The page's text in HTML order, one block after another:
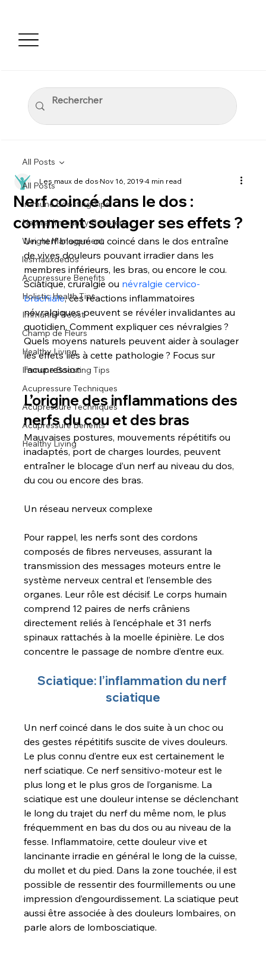
All Posts
Immune Boosting Tips
Natural Immunity Boosters
Weight Management
lesmauxdedos
Acupressure Benefits
Holistic Health Tips
Immunity Boost
Champ de Fleurs
Healthy Living
Immune Boosting Tips
Acupressure Techniques
Acupressure Techniques
Acupressure Benefits
Healthy Living
All Posts
Nerf coincé dans le dos :
comment soulager ses effets ?
Les maux de dosNov 16, 20194 min read
Un nerf bloqué ou coincé dans le dos entraîne
de vives douleurs pouvant irradier dans les
membres inférieurs, les bras, ou encore le cou.
Sciatique, cruralgie ou névralgie cervico-
brachiale, ces réactions inflammatoires
névralgiques peuvent se révéler invalidantes au
quotidien. Comment expliquer ces névralgies ?
Quels moyens naturels peuvent aider à soulager
les effets liés à cette pathologie ? Focus sur
l’acupression.
L’origine des inflammations des
nerfs du cou et des bras
Mauvaises postures, mouvements répétitifs ou
inadaptés, port de charges lourdes, peuvent
entraîner le blocage d’un nerf au niveau du dos,
du cou ou encore des bras.
Un réseau nerveux complexe
Pour rappel, les nerfs sont des cordons
composés de fibres nerveuses, assurant la
transmission des messages moteurs entre le
système nerveux central et l’ensemble des
organes. Leur rôle est décisif. Le corps humain
comprend 12 paires de nerfs crâniens
directement reliés à l’encéphale et 31 nerfs
spinaux rattachés à la moelle épinière. Le dos
concentre le passage de nombre d’entre eux.
Sciatique: l’inflammation du nerf
sciatique
Un nerf coincé dans le dos suite à un choc ou
des gestes répétitifs suscite de vives douleurs.
Le plus connu d’entre eux est certainement le
nerf sciatique. Ce nerf sensitivo-moteur est le
plus long et le plus gros de l’organisme. La
sciatique est une douleur intense se déclenchant
le long du trajet du nerf du même nom, le plus
fréquemment en bas du dos ou au niveau de la
fesse. Inflammatoire, cette douleur vive et
lancinante irradie en général le long de la cuisse,
du mollet et du pied. Dans la zone touchée, il est
possible de ressentir des fourmillements ou une
impression d’engourdissement. La sciatique peut
aussi être associée à des douleurs lombaires, on
parle alors de lombosciatique.